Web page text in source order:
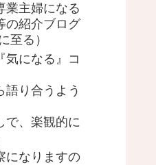
主婦になる
の紹介ブログ
至る）
気になる』コ
語り合うよう
で、楽観的に
になりますの